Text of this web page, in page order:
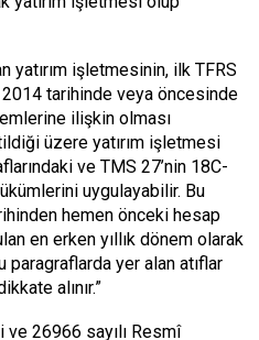
yatırım işletmesinin, ilk TFRS
2014 tarihinde veya öncesinde
ilişkin olması
üzere yatırım işletmesi
ve TMS 27’nin 18C-
uygulayabilir. Bu
hemen önceki hesap
en erken yıllık dönem olarak
paragraflarda yer alan atıflar
alınır.”
26966 sayılı Resmî